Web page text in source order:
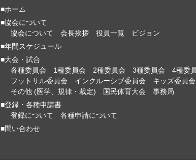
■ホーム
■協会について
協会について
会長挨拶 役員一覧
ビジョン
■年間スケジュール
■大会・試合
各種委員会
1種委員会 2種委員会 3種委員会 4種委
フットサル委員会
インクルーシブ委員会 キッズ委員会
その他 (医学、規律・裁定)
国民体育大会
事務局
■登録・各種申請書
登録について
各種申請について
■問い合わせ